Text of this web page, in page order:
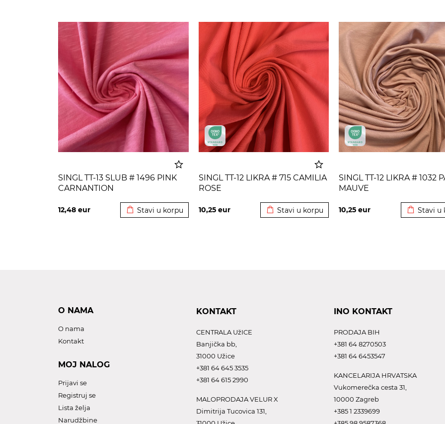
SINGL TT-13 SLUB # 1496 PINK
CARNANTION
12,48 eur Stavi u korpu
SINGL TT-12 LIKRA # 715 CAMILIA
ROSE
10,25 eur Stavi u korpu
SINGL TT-12 LIKRA # 1032
MAUVE
10,25 eur Stavi u
O NAMA
O nama
Kontakt
MOJ NALOG
Prijavi se
Registruj se
Lista želja
Narudžbine
KONTAKT
CENTRALA UžICE
Banjička bb,
31000 Užice
+381 64 645 3535
+381 64 615 2990
MALOPRODAJA VELUR X
Dimitrija Tucovica 131,
INO KONTAKT
PRODAJA BIH
+381 64 8270503
+381 64 6453547
KANCELARIJA HRVATSKA
Vukomerečka cesta 31,
10000 Zagreb
+385 1 2339699